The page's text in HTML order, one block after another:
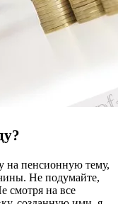
на пенсионную тему,
Не подумайте,
смотря на все